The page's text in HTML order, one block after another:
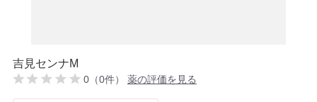
吉見センナM
0（0件） 薬の評価を見る